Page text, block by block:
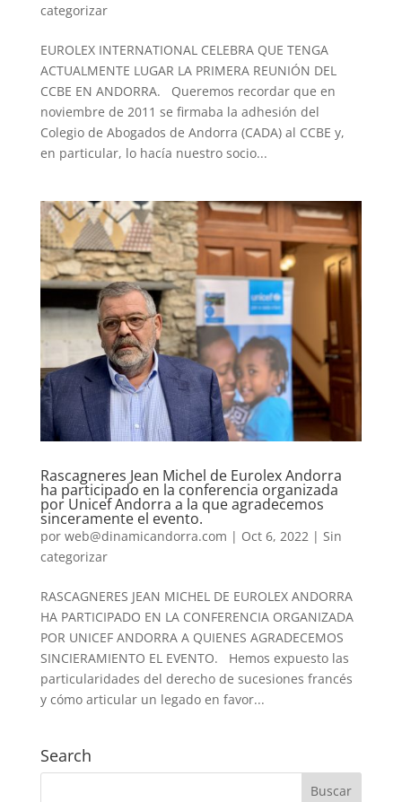
categorizar
EUROLEX INTERNATIONAL CELEBRA QUE TENGA
ACTUALMENTE LUGAR LA PRIMERA REUNIÓN DEL
CCBE EN ANDORRA. Queremos recordar que en
noviembre de 2011 se firmaba la adhesión del
Colegio de Abogados de Andorra (CADA) al CCBE y,
en particular, lo hacía nuestro socio...
Rascagneres Jean Michel de Eurolex Andorra
ha participado en la conferencia organizada
por Unicef ​​Andorra a la que agradecemos
sinceramente el evento.
por web@dinamicandorra.com | Oct 6, 2022| Sin
categorizar
RASCAGNERES JEAN MICHEL DE EUROLEX ANDORRA
HA PARTICIPADO EN LA CONFERENCIA ORGANIZADA
POR UNICEF ANDORRA A QUIENES AGRADECEMOS
SINCIERAMIENTO EL EVENTO. Hemos expuesto las
particularidades del derecho de sucesiones francés
y cómo articular un legado en favor...
Search